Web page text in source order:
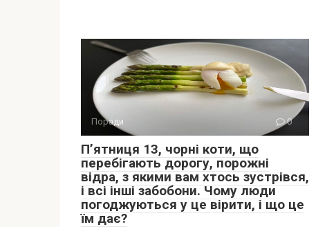
Поради 0
Пʼятниця 13, чорні коти, що
перебігають дорогу, порожні
відра, з якими вам хтось зустрівся,
і всі інші забобони. Чому люди
погоджуються у це вірити, і що це
їм дає?